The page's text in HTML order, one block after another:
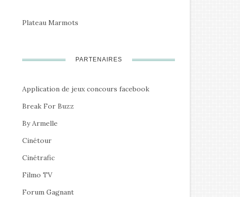
Plateau Marmots
PARTENAIRES
Application de jeux concours facebook
Break For Buzz
By Armelle
Cinétour
Cinétrafic
Filmo TV
Forum Gagnant